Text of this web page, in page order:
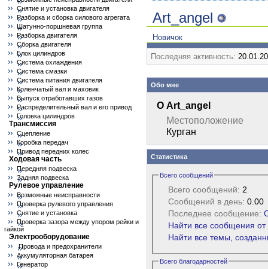
Снятие и установка двигателя
Разборка и сборка силового агрегата
Шатунно-поршневая группа
Разборка двигателя
Сборка двигателя
Блок цилиндров
Система охлаждения
Система смазки
Система питания двигателя
Коленчатый вал и маховик
Выпуск отработавших газов
Распределительный вал и его привод
Головка цилиндров
Трансмиссия
Сцепление
Коробка передач
Привод передних колес
Ходовая часть
Передняя подвеска
Задняя подвеска
Рулевое управление
Возможные неисправности
Проверка рулевого управления
Снятие и установка
Проверка зазора между упором рейки и
гайкой
Электрооборудование
Провода и предохранители
Аккумуляторная батарея
Генератор
Art_angel
Новичок
Последняя активность:
Обо мне
О Art_angel
Местоположение
Курган
Статистика
Всего сообщений
Всего сообщений: 2
Сообщений в день: 0.00
Последнее сообщение:
Найти все сообщения от
Найти все темы,
Всего благодарностей